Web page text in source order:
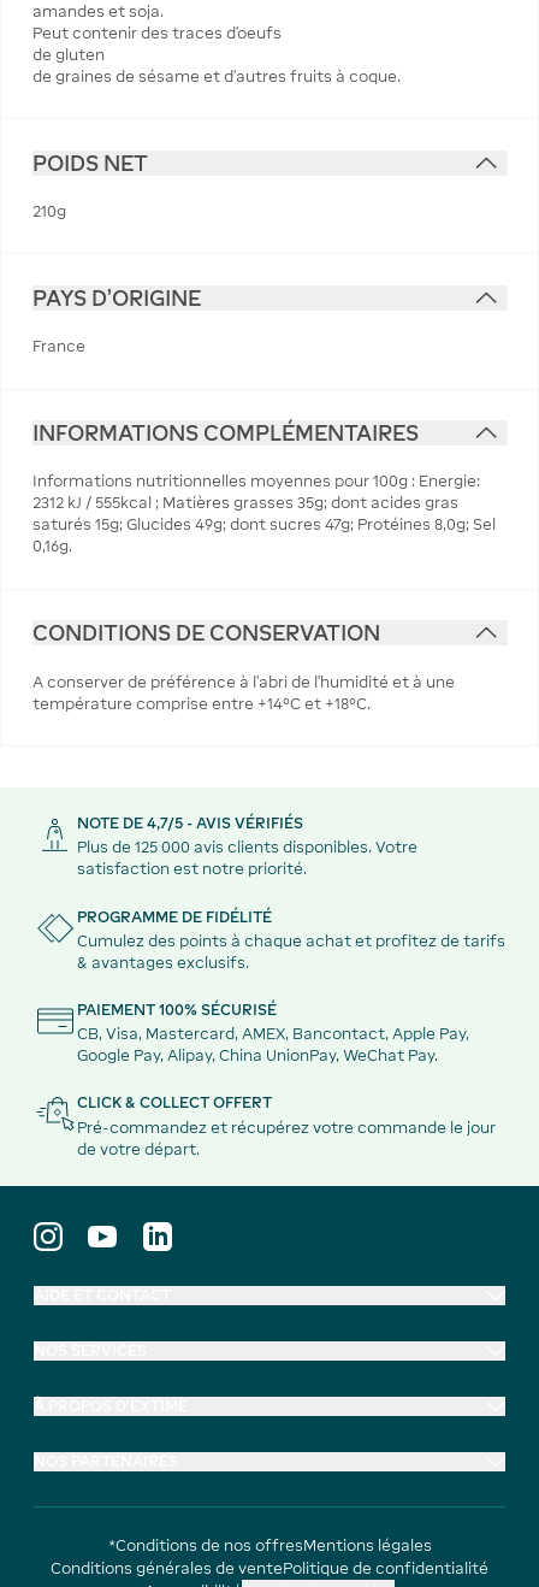
amandes et soja.
Peut contenir des traces d'oeufs
de gluten
de graines de sésame et d'autres fruits à coque.
POIDS NET
210g
PAYS D'ORIGINE
France
INFORMATIONS COMPLÉMENTAIRES
Informations nutritionnelles moyennes pour 100g : Energie:
2312 kJ / 555kcal ; Matières grasses 35g; dont acides gras
saturés 15g; Glucides 49g; dont sucres 47g; Protéines 8,0g; Sel
0,16g.
CONDITIONS DE CONSERVATION
A conserver de préférence à l'abri de l'humidité et à une
température comprise entre +14°C et +18°C.
NOTE DE 4,7/5 - AVIS VÉRIFIÉS
Plus de 125 000 avis clients disponibles. Votre
satisfaction est notre priorité.
PROGRAMME DE FIDÉLITÉ
Cumulez des points à chaque achat et profitez de tarifs
& avantages exclusifs.
PAIEMENT 100% SÉCURISÉ
CB, Visa, Mastercard, AMEX, Bancontact, Apple Pay,
Google Pay, Alipay, China UnionPay, WeChat Pay.
CLICK & COLLECT OFFERT
Pré-commandez et récupérez votre commande le jour
de votre départ.
*Conditions de nos offresMentions légales
Conditions générales de ventePolitique de confidentialité